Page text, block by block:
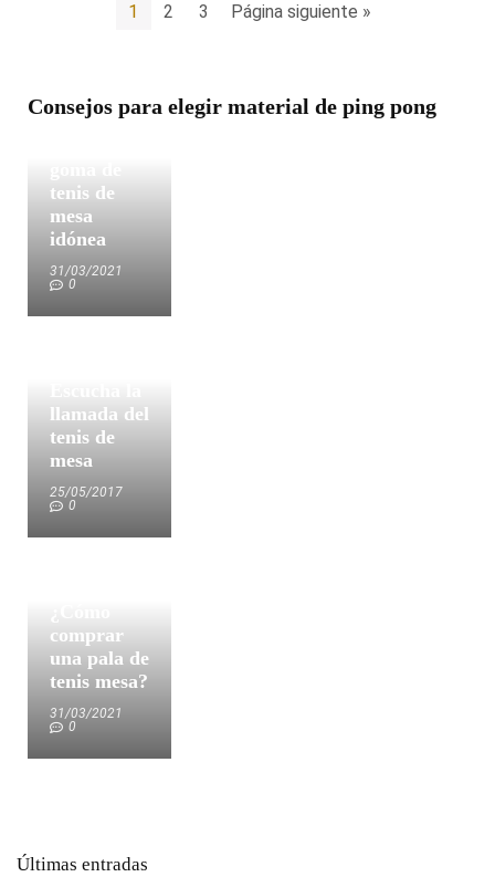
1 2 3 Página siguiente »
Consejos para elegir material de ping pong
Cómo
tenis de
mesa
idónea
31/03/2021
0
llamada del
tenis de
mesa
25/05/2017
0
comprar
una pala de
tenis mesa?
31/03/2021
0
Últimas entradas